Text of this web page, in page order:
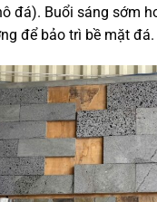
đá). Buổi sáng sớm
để bảo trì bề mặt đá.